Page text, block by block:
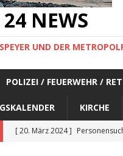
24 NEWS
UND DER
POLIZEI / FEUERWEHR /
KIRCHE
[ 20. März 2024 ]